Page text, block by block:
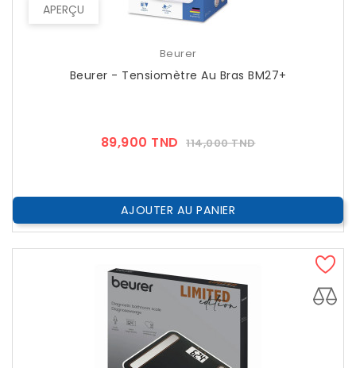
APERÇU
Beurer
Beurer - Tensiomètre Au Bras BM27+
89,900 TND Prix
114,000 TNDPrix
AJOUTER AU PANIER